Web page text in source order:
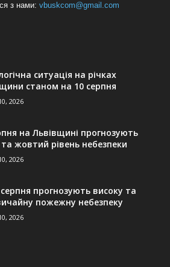
з нами: vbuskcom@gmail.com
ситуація на річках
станом на 10 серпня
2026
на Львівщині прогнозують
та жовтий рівень небезпеки
2026
прогнозують високу та
пожежну небезпеку
2026